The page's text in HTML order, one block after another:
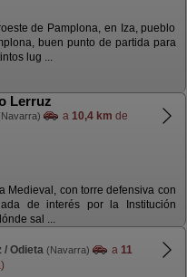
de Pamplona, en Iza, pueblo
buen punto de partida para
lug ...
Lerruz
a 10,4 km de
Medieval, con torre defensiva con
de interés por la Institución
sal ...
/ Odieta (Navarra) a 11